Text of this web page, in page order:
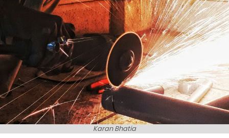
Karan Bhatia